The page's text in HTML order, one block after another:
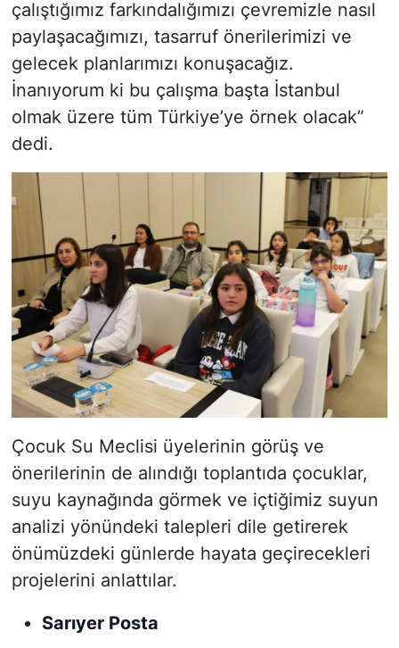
çalıştığımız farkındalığımızı çevremizle nasıl
paylaşacağımızı, tasarruf önerilerimizi ve
gelecek planlarımızı konuşacağız.
İnanıyorum ki bu çalışma başta İstanbul
olmak üzere tüm Türkiye’ye örnek olacak”
dedi.
Çocuk Su Meclisi üyelerinin görüş ve
önerilerinin de alındığı toplantıda çocuklar,
suyu kaynağında görmek ve içtiğimiz suyun
analizi yönündeki talepleri dile getirerek
önümüzdeki günlerde hayata geçirecekleri
projelerini anlattılar.
Sarıyer Posta